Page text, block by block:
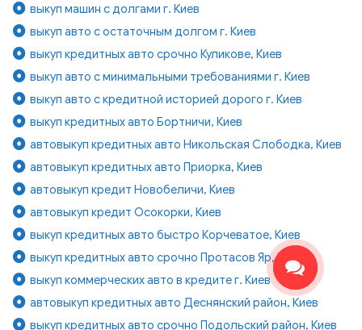
выкуп машин с долгами г. Киев
выкуп авто с остаточным долгом г. Киев
выкуп кредитных авто срочно Куликове, Киев
выкуп авто с минимальными требованиями г. Киев
выкуп авто с кредитной историей дорого г. Киев
выкуп кредитных авто Бортничи, Киев
автовыкуп кредитных авто Никольская Слободка, Киев
автовыкуп кредитных авто Приорка, Киев
автовыкуп кредит Новобеличи, Киев
автовыкуп кредит Осокорки, Киев
выкуп кредитных авто быстро Корчеватое, Киев
выкуп кредитных авто срочно Протасов Яр, Киев
выкуп коммерческих авто в кредите г. Киев
автовыкуп кредитных авто Деснянский район, Киев
выкуп кредитных авто срочно Подольский район, Киев